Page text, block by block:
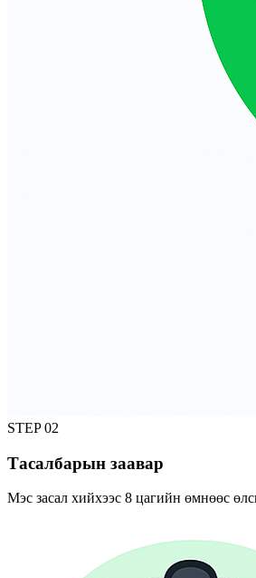
STEP02
Тасалбарын заавар
Мэс засал хийхээс 8 цагийн өмнөөс